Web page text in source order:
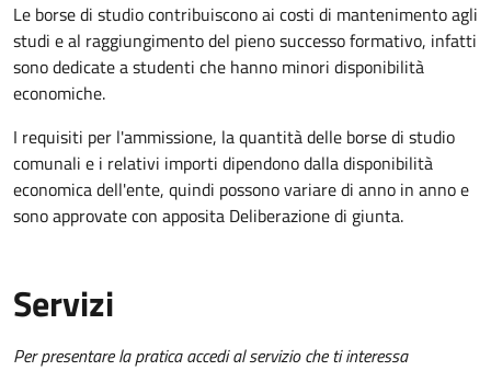
Le borse di studio contribuiscono ai costi di mantenimento agli
studi e al raggiungimento del pieno successo formativo, infatti
sono dedicate a studenti che hanno minori disponibilità
economiche.
I requisiti per l'ammissione, la quantità delle borse di studio
comunali e i relativi importi dipendono dalla disponibilità
economica dell'ente, quindi possono variare di anno in anno e
sono approvate con apposita Deliberazione di giunta.
Servizi
Per presentare la pratica accedi al servizio che ti interessa